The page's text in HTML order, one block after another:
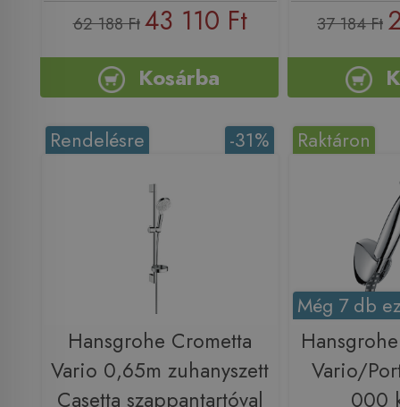
62 188 Ft 43 110 Ft
Kosárba
37 184 Ft
-31%
Rendelésre
Hansgrohe Crometta
Vario 0,65m zuhanyszett
Casetta szappantartóval
Raktáron
Még 7 db
Vario/
000